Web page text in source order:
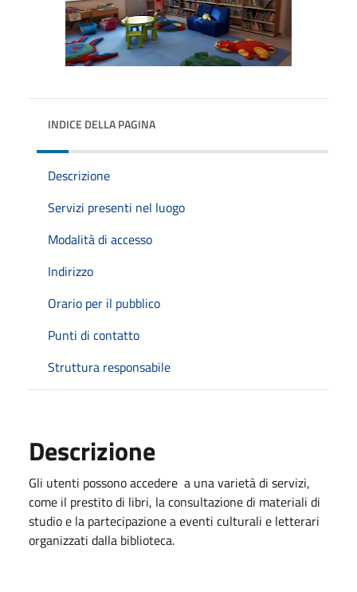
INDICE DELLA PAGINA
Descrizione
Servizi presenti nel luogo
Modalità di accesso
Indirizzo
Orario per il pubblico
Punti di contatto
Struttura responsabile
Descrizione
Gli utenti possono accedere a una varietà di servizi,
come il prestito di libri, la consultazione di materiali di
studio e la partecipazione a eventi culturali e letterari
organizzati dalla biblioteca.